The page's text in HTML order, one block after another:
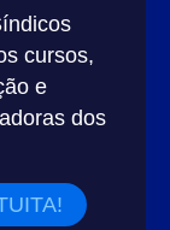
cursos,
e
dos